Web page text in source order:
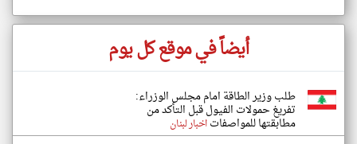
أيضاً في موقع كل يوم
طلب وزير الطاقة امام مجلس الوزراء:
تفريغ حمولات الفيول قبل التأكد من
مطابقتها للمواصفاتاخبار لبنان